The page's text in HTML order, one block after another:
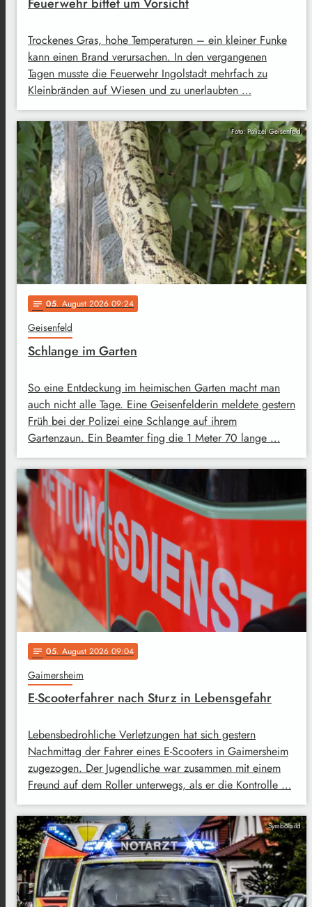
Trockenes Gras, hohe Temperaturen – ein kleiner Funke
kann einen Brand verursachen. In den vergangenen
Tagen musste die Feuerwehr Ingolstadt mehrfach zu
Kleinbränden auf Wiesen und zu unerlaubten …
Foto: Polizei Geisenfeld
notes 05. August 2026 09:24
Geisenfeld
Schlange im Garten
So eine Entdeckung im heimischen Garten macht man
auch nicht alle Tage. Eine Geisenfelderin meldete gestern
Früh bei der Polizei eine Schlange auf ihrem
Gartenzaun. Ein Beamter fing die 1 Meter 70 lange …
notes 05. August 2026 09:04
Gaimersheim
E-Scooterfahrer nach Sturz in Lebensgefahr
Lebensbedrohliche Verletzungen hat sich gestern
Nachmittag der Fahrer eines E-Scooters in Gaimersheim
zugezogen. Der Jugendliche war zusammen mit einem
Freund auf dem Roller unterwegs, als er die Kontrolle …
Symbolbild